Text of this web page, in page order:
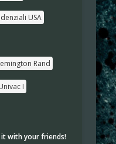
USA
Rand
I
it with your friends!